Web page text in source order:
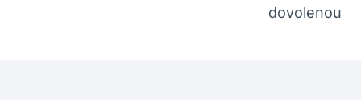
dovolenou